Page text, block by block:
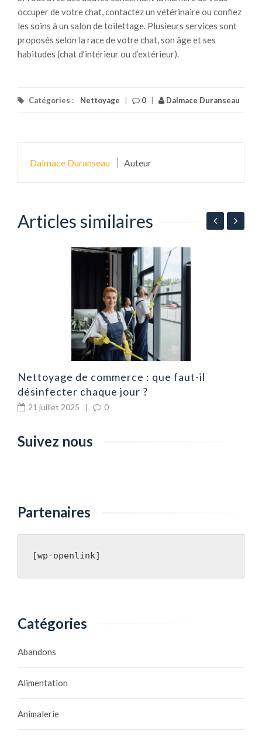
occuper de votre chat, contactez un vétérinaire ou confiez
les soins à un salon de toilettage. Plusieurs services sont
proposés selon la race de votre chat, son âge et ses
habitudes (chat d’intérieur ou d’extérieur).
Catégories : Nettoyage 0 Dalmace Duranseau
Dalmace Duranseau Auteur
Articles similaires
Nettoyage de commerce : que faut-il
désinfecter chaque jour ?
21 juillet 2025 | 0
Suivez nous
Partenaires
[wp-openlink]
Catégories
Abandons
Alimentation
Animalerie